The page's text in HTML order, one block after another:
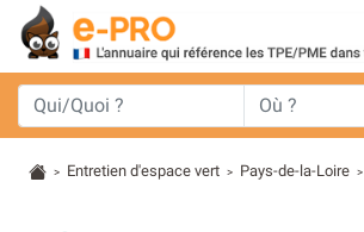
> Entretien d'espace vert > Pays-de-la-Loire >